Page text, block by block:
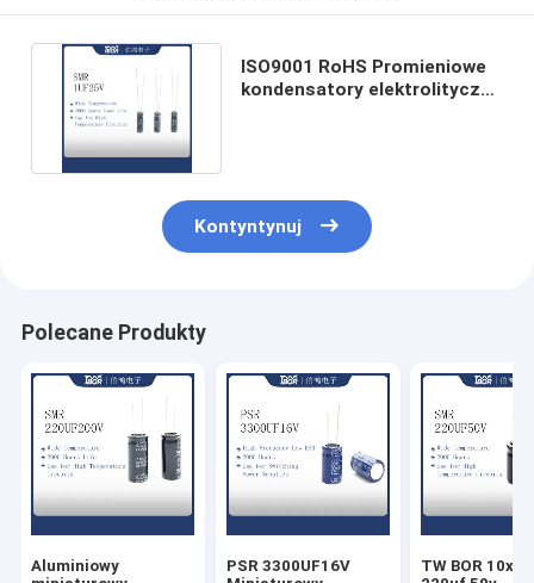
ISO9001 RoHS Promieniowe
kondensatory elektrolityczne
Kontyntynuj
Polecane Produkty
Aluminiowy
PSR 3300UF16V
TW BOR